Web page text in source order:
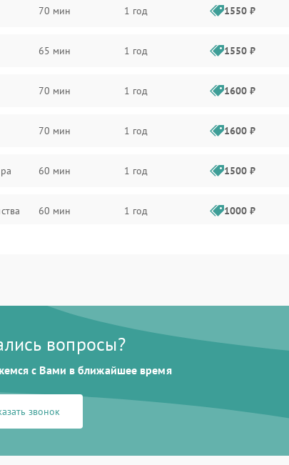
70 мин 1 год 1550 ₽
65 мин 1 год 1550 ₽
70 мин 1 год 1600 ₽
70 мин 1 год 1600 ₽
60 мин 1 год 1500 ₽
60 мин 1 год 1000 ₽
60 мин 1 год 1000 ₽
от
1 год
вопросы?
с Вами в ближайшее время
звонок